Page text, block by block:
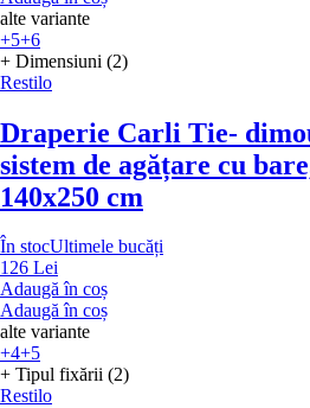
alte variante
+5+6
+ Dimensiuni (2)
Restilo
Draperie Carli Tie-
sistem de agățare cu
140x250 cm
În stocUltimele bucăți
126 Lei
Adaugă în coș
Adaugă în coș
alte variante
+4+5
+ Tipul fixării (2)
Restilo